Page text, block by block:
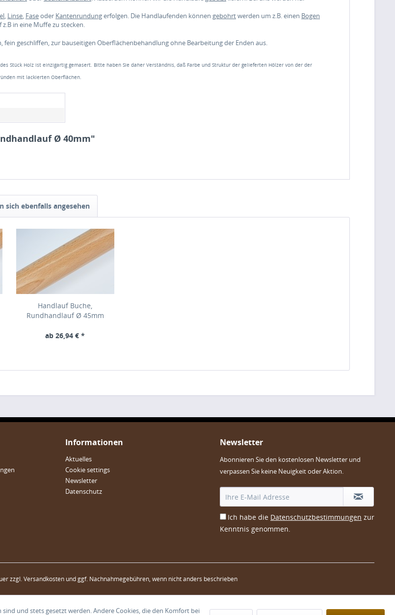
Linse Faseoder Kantenrundungerfolgen. Die Handlaufenden können gebohrtwerden um z.B. einen Bogen
in eine Muffe zu stecken.
geschliffen, zur bauseitigen Oberflächenbehandlung ohne Bearbeitung der Enden aus.
Stück Holz ist einzigartig gemasert. Bitte haben Sie daher Verständnis, daß Farbe und Struktur der gelieferten Hölzer von der der
mit lackierten Oberflächen.
Ø 40mm"
sich ebenfalls angesehen
Handlauf Buche,
Rundhandlauf Ø 45mm
ab 26,94 € *
Informationen
Aktuelles
Cookie settings
Newsletter
Datenschutz
Newsletter
Abonnieren Sie den kostenlosen Newsletter und
verpassen Sie keine Neuigkeit oder Aktion.
Ich habe die Datenschutzbestimmungen zur
Kenntnis genommen.
zzgl.Versandkostenund ggf. Nachnahmegebühren, wenn nicht anders beschrieben
und stets gesetzt werden. Andere Cookies, die den Komfort bei